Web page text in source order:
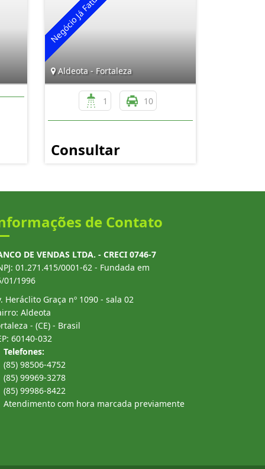
Aldeota - Fortaleza
1 10
Consultar
de Contato
DE VENDAS LTDA. - CRECI 0746-7
01.271.415/0001-62 - Fundada em
01/1996
Heráclito Graça nº 1090 - sala 02
Aldeota
- (CE) - Brasil
60140-032
Telefones:
(85) 98506-4752
(85) 99969-3278
(85) 99986-8422
Atendimento com hora marcada previamente